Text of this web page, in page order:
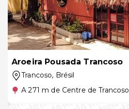
Aroeira Pousada Trancoso
Trancoso, Brésil
A 271 m de Centre de Trancoso